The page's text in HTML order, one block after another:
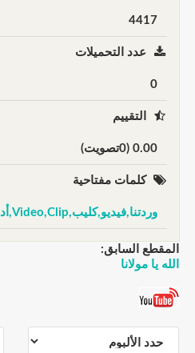
4417
عدد التحميلات
0
التقييم
0.00 (0تصويت)
كلمات مفتاحية
وردتنا,فيديو,كليب,Video,Clip,أداء,محمد,وديمة,بشار
المقطع السابق:
الله يا مولانا